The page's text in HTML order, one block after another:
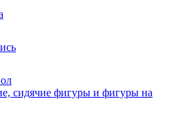
сидячие фигуры и фигуры на